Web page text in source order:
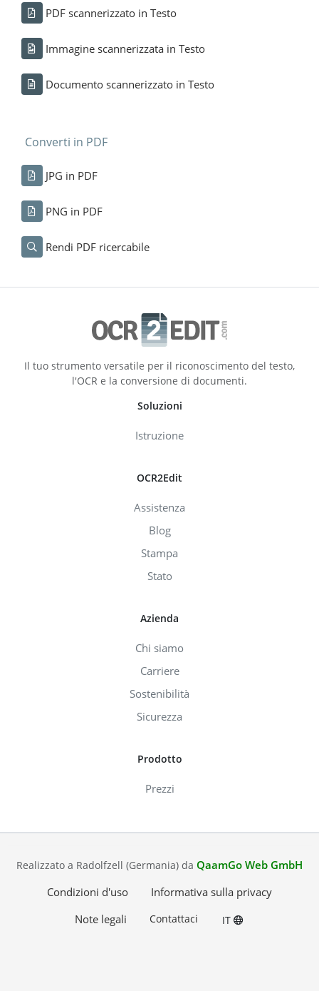
PDF scannerizzato in Testo
Immagine scannerizzata in Testo
Documento scannerizzato in Testo
Converti in PDF
JPG in PDF
PNG in PDF
Rendi PDF ricercabile
Il tuo strumento versatile per il riconoscimento del testo,
l'OCR e la conversione di documenti.
Soluzioni
Istruzione
OCR2Edit
Assistenza
Blog
Stampa
Stato
Azienda
Chi siamo
Carriere
Sostenibilità
Sicurezza
Prodotto
Prezzi
Realizzato a Radolfzell (Germania) da QaamGo Web GmbH
Condizioni d'uso
Informativa sulla privacy
Note legali
Contattaci IT